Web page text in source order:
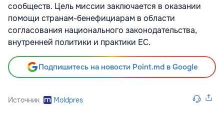
сообществ. Цель миссии заключается в оказании
помощи странам-бенефициарам в области
согласования национального законодательства,
внутренней политики и практики ЕС.
Подпишитесь на новости Point.md в Google
Источник Moldpres